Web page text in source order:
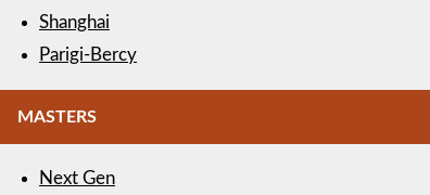
Shanghai
Parigi-Bercy
MASTERS
Next Gen